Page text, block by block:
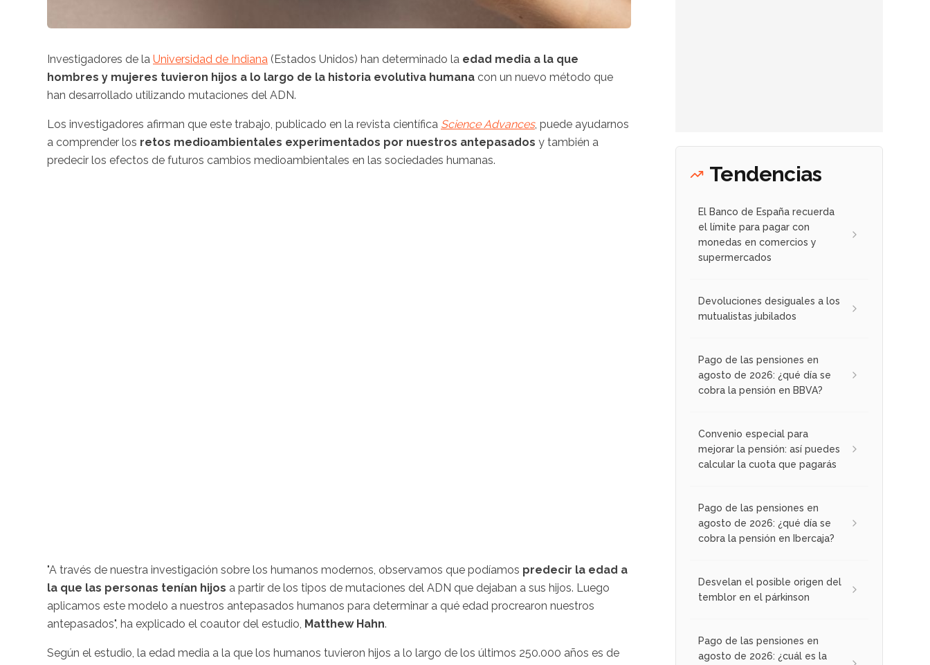
Investigadores de la Universidad de Indiana (Estados Unidos) han determinado la edad media a la que
hombres y mujeres tuvieron hijos a lo largo de la historia evolutiva humana con un nuevo método que
han desarrollado utilizando mutaciones del ADN.
Los investigadores afirman que este trabajo, publicado en la revista científica Science Advances, puede ayudarnos
a comprender los retos medioambientales experimentados por nuestros antepasados y también a
predecir los efectos de futuros cambios medioambientales en las sociedades humanas.
"A través de nuestra investigación sobre los humanos modernos, observamos que podíamos predecir la edad a
la que las personas tenían hijos a partir de los tipos de mutaciones del ADN que dejaban a sus hijos. Luego
aplicamos este modelo a nuestros antepasados humanos para determinar a qué edad procrearon nuestros
antepasados", ha explicado el coautor del estudio, Matthew Hahn.
Según el estudio, la edad media a la que los humanos tuvieron hijos a lo largo de los últimos 250.000 años es de
Tendencias
El Banco de España recuerda
el límite para pagar con
monedas en comercios y
supermercados
Devoluciones desiguales a los
mutualistas jubilados
Pago de las pensiones en
agosto de 2026: ¿qué día se
cobra la pensión en BBVA?
Convenio especial para
mejorar la pensión: así puedes
calcular la cuota que pagarás
Pago de las pensiones en
agosto de 2026: ¿qué día se
cobra la pensión en Ibercaja?
Desvelan el posible origen del
temblor en el párkinson
Pago de las pensiones en
agosto de 2026: ¿cuál es la